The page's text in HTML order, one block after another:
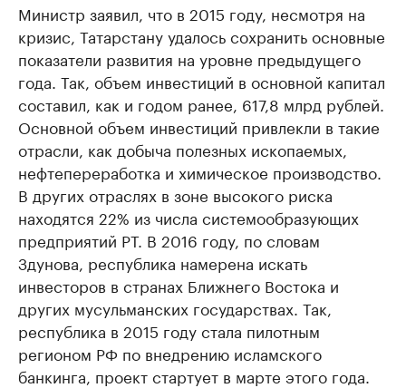
Министр заявил, что в 2015 году, несмотря на
кризис, Татарстану удалось сохранить основные
показатели развития на уровне предыдущего
года. Так, объем инвестиций в основной капитал
составил, как и годом ранее, 617,8 млрд рублей.
Основной объем инвестиций привлекли в такие
отрасли, как добыча полезных ископаемых,
нефтепереработка и химическое производство.
В других отраслях в зоне высокого риска
находятся 22% из числа системообразующих
предприятий РТ. В 2016 году, по словам
Здунова, республика намерена искать
инвесторов в странах Ближнего Востока и
других мусульманских государствах. Так,
республика в 2015 году стала пилотным
регионом РФ по внедрению исламского
банкинга, проект стартует в марте этого года.